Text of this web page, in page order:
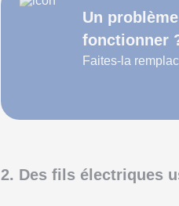
Un
fonctionner
Faites-la
2. Des fils électriques